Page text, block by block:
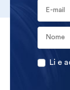
Li e